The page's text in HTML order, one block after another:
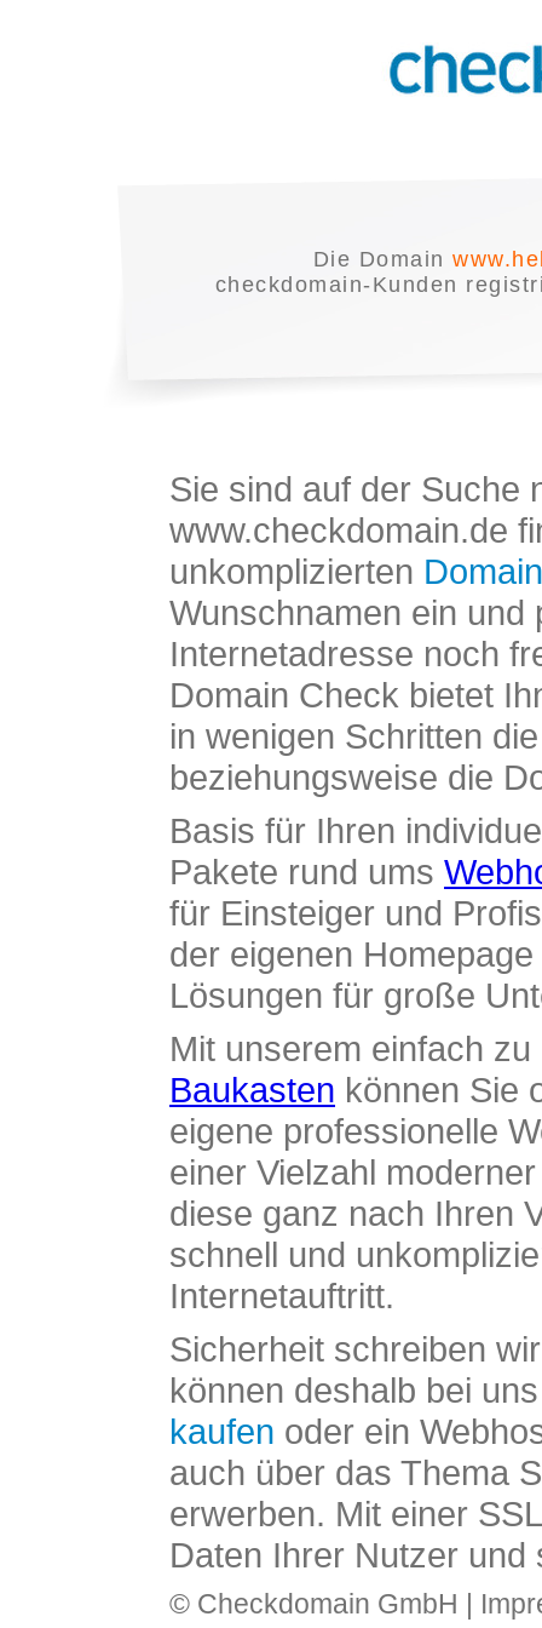
Die Domain
checkdomain-Kunden
Sie sind auf der Suche
www.checkdomain.de
unkomplizierten
Wunschnamen ein und
Internetadresse noch
Domain Check bietet
in wenigen Schritten
beziehungsweise die
Basis für Ihren
Pakete rund ums
für Einsteiger und
der eigenen
Lösungen für große
Mit unserem einfach
Baukasten können Sie
eigene professionelle
einer Vielzahl
diese ganz nach Ihren
schnell und
Internetauftritt.
Sicherheit schreiben
können deshalb bei
kaufen oder ein
auch über das Thema
erwerben. Mit einer
Daten Ihrer Nutzer und
© Checkdomain GmbH |